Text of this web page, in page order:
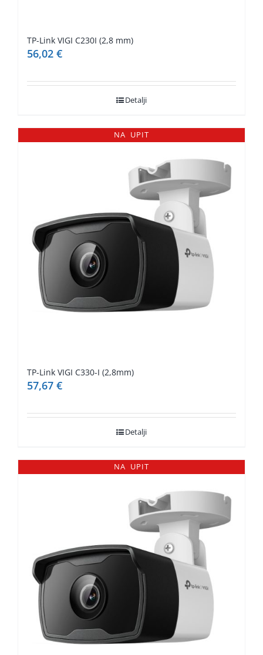
TP-Link VIGI C230I (2,8 mm)
56,02 €
Detalji
NA UPIT
TP-Link VIGI C330-I (2,8mm)
57,67 €
Detalji
NA UPIT